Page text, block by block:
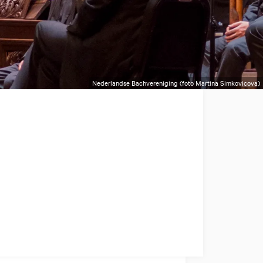
Nederlandse Bachvereniging (foto Martina Simkovicova)